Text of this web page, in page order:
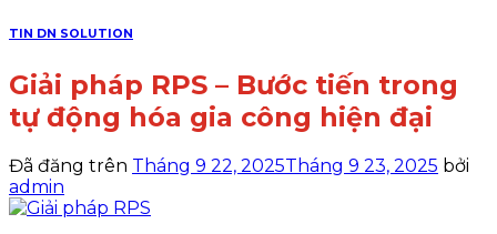
TIN DN SOLUTION
Giải pháp RPS – Bước tiến trong
tự động hóa gia công hiện đại
Đã đăng trên Tháng 9 22, 2025Tháng 9 23, 2025 bởi
admin